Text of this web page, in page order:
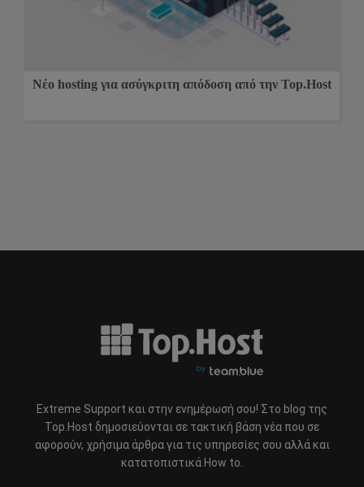
Νέο hosting για ασύγκριτη απόδοση από την Top.Host
Extreme Support και στην ενημέρωσή σου! Στο blog της
Top.Host δημοσιεύονται σε τακτική βάση νέα που σε
αφορούν, χρήσιμα άρθρα για τις υπηρεσίες σου αλλά και
κατατοπιστικά How to.